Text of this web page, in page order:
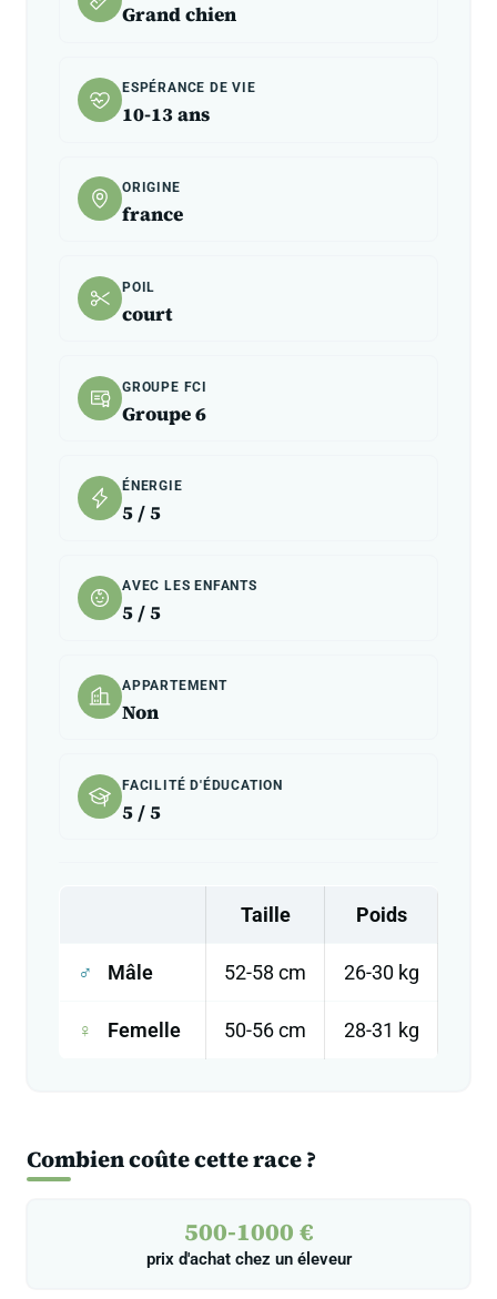
Grand chien
ESPÉRANCE DE VIE
10-13 ans
ORIGINE
france
POIL
court
GROUPE FCI
Groupe 6
ÉNERGIE
5 / 5
AVEC LES ENFANTS
5 / 5
APPARTEMENT
Non
FACILITÉ D'ÉDUCATION
5 / 5
Taille Poids
♂ Mâle 52-58 cm 26-30 kg
♀ Femelle 50-56 cm 28-31 kg
Combien coûte cette race ?
500-1000 €
prix d'achat chez un éleveur